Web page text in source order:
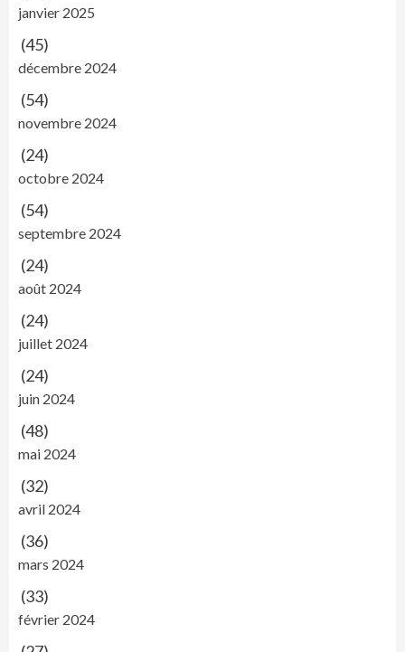
janvier 2025
(45)
décembre 2024
(54)
novembre 2024
(24)
octobre 2024
(54)
septembre 2024
(24)
août 2024
(24)
juillet 2024
(24)
juin 2024
(48)
mai 2024
(32)
avril 2024
(36)
mars 2024
(33)
février 2024